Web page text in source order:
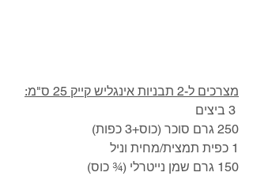
מצרכים ל-2 תבניות אינגליש קייק 25 ס"מ:
250 גרם סוכר (כוס+3 כפות)
1 כפית תמצית/מחית וניל
150 גרם שמן נייטרלי (¾ כוס)